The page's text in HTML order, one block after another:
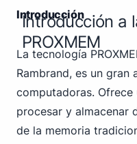
Introducción
Introducción a
PROXMEM
La tecnología
Rambrand, es un gran
computadoras. Ofrece
procesar y almacenar
de la memoria